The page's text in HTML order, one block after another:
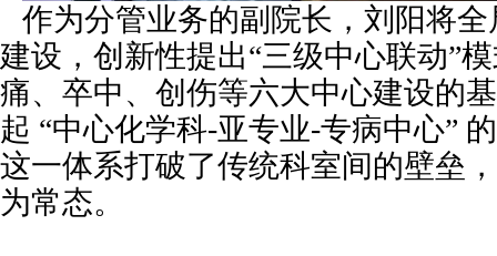
作为分管业务的副院长，刘阳将
建设，创新性提出“三级中心联动”
痛、卒中、创伤等六大中心建设的
起 “中心化学科-亚专业-专病中心”
这一体系打破了传统科室间的壁垒
为常态。